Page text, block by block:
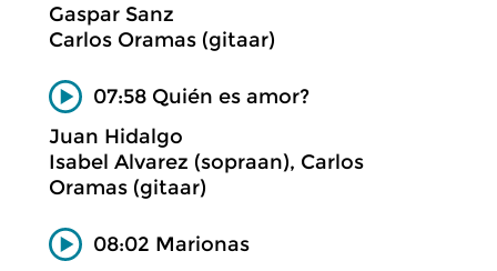
Gaspar Sanz
Carlos Oramas (gitaar)
07:58 Quién es amor?
Juan Hidalgo
Isabel Alvarez (sopraan), Carlos
Oramas (gitaar)
08:02 Marionas